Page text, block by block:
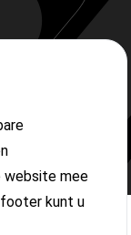
website mee
kunt u